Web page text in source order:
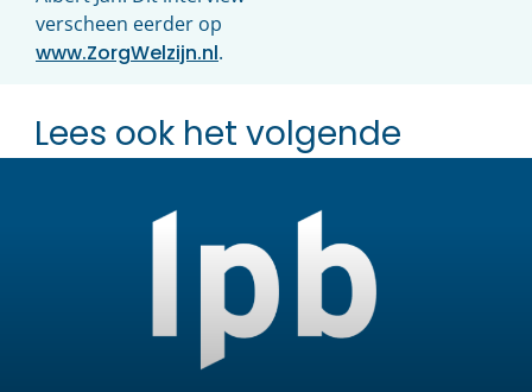
verscheen eerder op
www.ZorgWelzijn.nl.
Lees ook het volgende